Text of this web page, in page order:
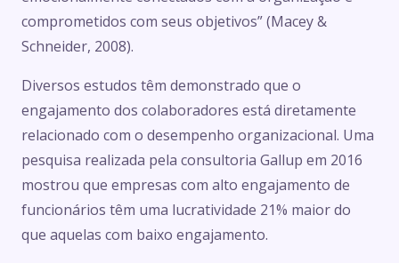
comprometidos com seus objetivos” (Macey &
Schneider, 2008).
Diversos estudos têm demonstrado que o
engajamento dos colaboradores está diretamente
relacionado com o desempenho organizacional. Uma
pesquisa realizada pela consultoria Gallup em 2016
mostrou que empresas com alto engajamento de
funcionários têm uma lucratividade 21% maior do
que aquelas com baixo engajamento.